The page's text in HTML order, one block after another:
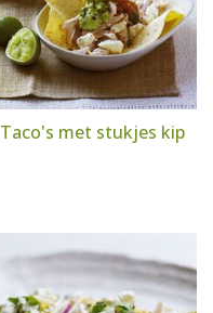
Taco's met stukjes kip